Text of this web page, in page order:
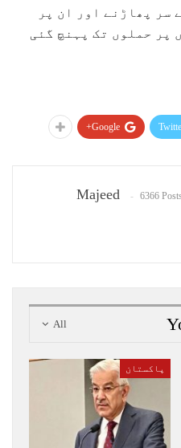
سر پھاڑنے اور ان پر
پر حملوں تک پہنچ گئی
Google+
Majeed 6366 Posts
All
پاکستان